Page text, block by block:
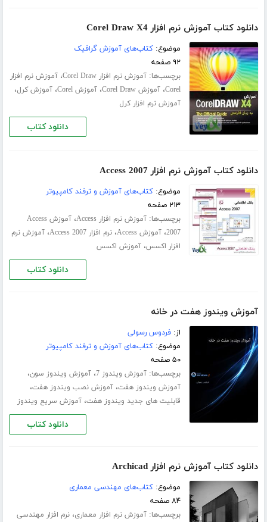
دانلود کتاب آموزش نرم افزار Corel Draw X4
موضوع:کتاب‌های آموزش گرافیک
۹۲ صفحه
برچسب‌ها:آموزش نرم افزار Corel Draw ،آموزش نرم افزار
Corel،آموزش Corel Draw ،آموزش Corel ،آموزش کرل،
آموزش نرم افزار کرل
دانلود کتاب
دانلود کتاب آموزش نرم افزار Access 2007
موضوع:کتاب‌های آموزش و ترفند کامپیوتر
۲۱۳ صفحه
برچسب‌ها:آموزش نرم افزار Access ،
آموزش Access
2007،آموزش Access ،نرم افزار Access 2007 ،آموزش نرم
افزار اکسس،آموزش اکسس
دانلود کتاب
آموزش ویندوز هفت در خانه
از:فردوس رسولی
موضوع:کتاب‌های آموزش و ترفند کامپیوتر
۵۰ صفحه
برچسب‌ها:آموزش ویندوز 7 ،آموزش ویندوز سون،
آموزش ویندوز هفت،آموزش نصب ویندوز هفت،
قابلیت های جدید ویندوز هفت،آموزش سریع ویندوز
دانلود کتاب
دانلود کتاب آموزش نرم افزار Archicad
موضوع:کتاب‌های مهندسی معماری
۸۴ صفحه
برچسب‌ها:آموزش نرم افزار معماری،نرم افزار مهندسی